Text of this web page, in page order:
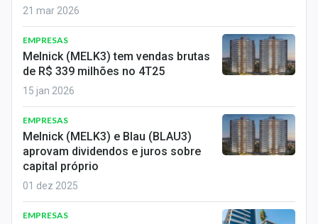
Contato
21 mar 2026
EMPRESAS
Melnick (MELK3) tem vendas brutas
de R$ 339 milhões no 4T25
15 jan 2026
EMPRESAS
Melnick (MELK3) e Blau (BLAU3)
aprovam dividendos e juros sobre
capital próprio
01 dez 2025
EMPRESAS